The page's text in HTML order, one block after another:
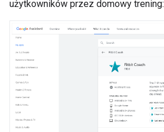
użytkowników przez domowy trening: